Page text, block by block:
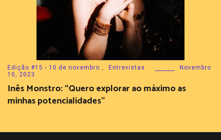
Edição #15 - 10 de novembro , Entrevistas
Novembro
10, 2023
Inês Monstro: “Quero explorar ao máximo as
minhas potencialidades”